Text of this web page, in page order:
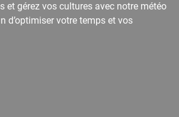
et gérez vos cultures avec notre météo
d’optimiser votre temps et vos